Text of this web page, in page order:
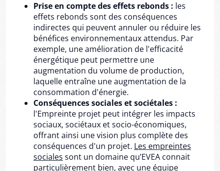
Prise en compte des effets rebonds : les
effets rebonds sont des conséquences
indirectes qui peuvent annuler ou réduire les
bénéfices environnementaux attendus. Par
exemple, une amélioration de l'efficacité
énergétique peut permettre une
augmentation du volume de production,
laquelle entraîne une augmentation de la
consommation d'énergie.
Conséquences sociales et sociétales :
l'Empreinte projet peut intégrer les impacts
sociaux, sociétaux et socio-économiques,
offrant ainsi une vision plus complète des
conséquences d'un projet. Les empreintes
sociales sont un domaine qu’EVEA connait
particulièrement bien, avec une équipe